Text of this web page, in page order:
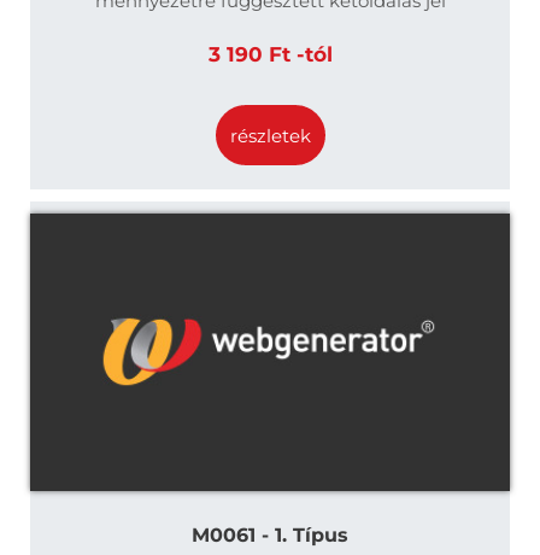
3 190 Ft -tól
részletek
M0061 - 1. Típus